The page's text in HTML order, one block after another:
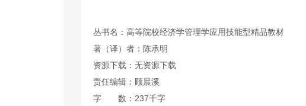
丛书名：高等院校经济学管理学应用技能型精品教材
著（译）者：陈承明
资源下载：无资源下载
责任编辑：顾晨溪
字 数：237千字